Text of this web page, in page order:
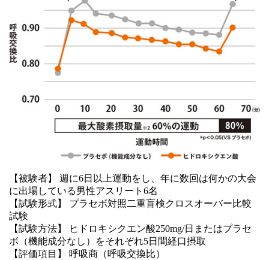
【被験者】 週に6日以上運動をし、年に数回は何かの大会
に出場している男性アスリート6名
【試験形式】 プラセボ対照二重盲検クロスオーバー比較
試験
【試験方法】 ヒドロキシクエン酸250mg/日またはプラセ
ボ（機能成分なし）をそれぞれ5日間経口摂取
【評価項目】 呼吸商（呼吸交換比）